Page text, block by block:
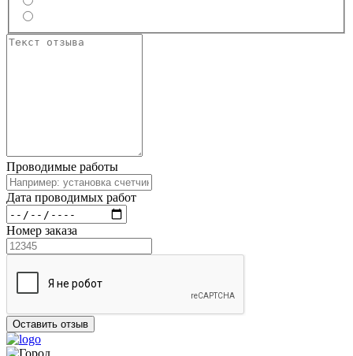
Проводимые работы
Дата проводимых работ
Номер заказа
Оставить отзыв